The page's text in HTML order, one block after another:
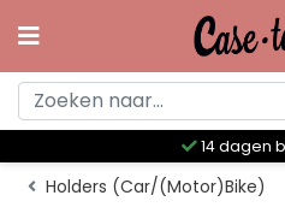
14 dagen
Holders (Car/(Motor)Bike)